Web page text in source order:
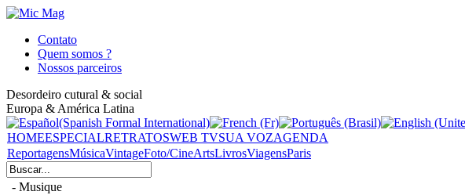
Contato
Quem somos ?
Nossos parceiros
Desordeiro cutural & social
Europa & América Latina
HOMEESPECIALRETRATOSWEB TVSUA VOZAGENDA
ReportagensMúsicaVintageFoto/CineArtsLivrosViagensParis
- Musique